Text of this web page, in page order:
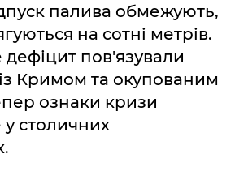
палива обмежують,
на сотні метрів.
пов'язували
Кримом та окупованим
ознаки кризи
у столичних